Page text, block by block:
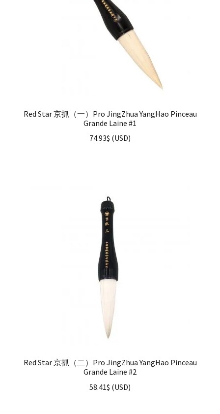
Red Star 京抓（一）Pro JingZhua YangHao Pinceau
Grande Laine #1
74.93$ (USD)
Red Star 京抓（二）Pro JingZhua YangHao Pinceau
Grande Laine #2
58.41$ (USD)